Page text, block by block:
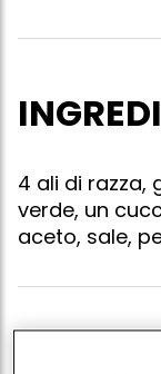
4 ali di razza,
verde, un
aceto, sale,
1. lavate il